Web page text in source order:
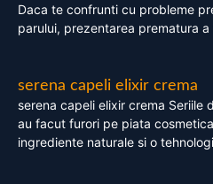
Daca te confrunti cu probleme
parului, prezentarea prematura a
serena capeli elixir crema
serena capeli elixir crema Seriile
au facut furori pe piata
ingrediente naturale si o